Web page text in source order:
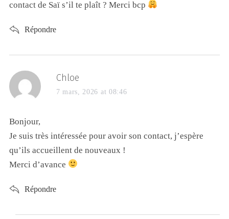
contact de Saï s’il te plaît ? Merci bcp
Répondre
Chloe
7 mars, 2026 at 08:46
Bonjour,
Je suis très intéressée pour avoir son contact, j’espère
qu’ils accueillent de nouveaux !
Merci d’avance
Répondre